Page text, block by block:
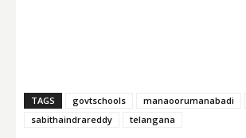
TAGS govtschools manaoorumanabadi
sabithaindrareddy
telangana